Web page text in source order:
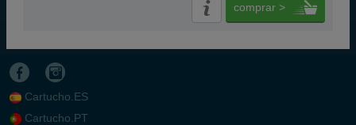
comprar >
Cartucho.ES
Cartucho.PT